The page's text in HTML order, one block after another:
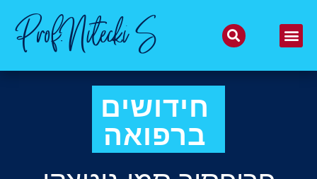
Prof.Nitecki S
חידושים
ברפואה